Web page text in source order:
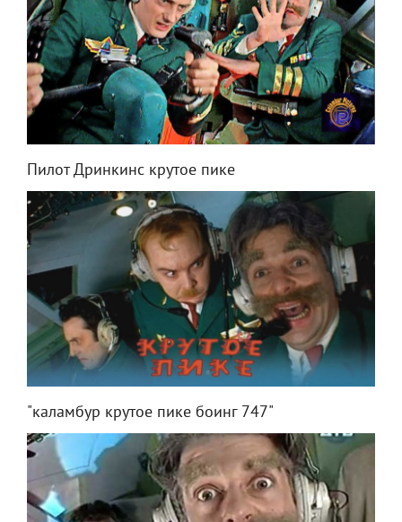
Пилот Дринкинс крутое пике
"каламбур крутое пике боинг 747"